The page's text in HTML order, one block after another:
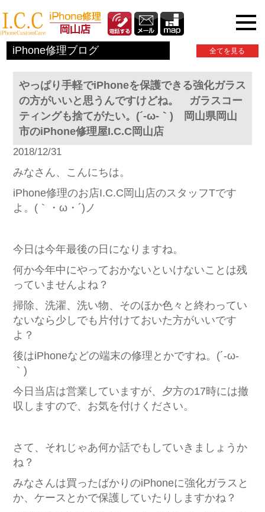
iPhone修理ブログ 全てを見る
やっぱり手軽でiPhoneを保護できる強化ガラス
の方がいいと思うんですけどね。 ガラスコー
ティングも捨てがたい。(´-ω-｀) 岡山県岡山
市のiPhone修理屋I.C.C岡山店
2018/12/31
みなさん、こんにちは。
iPhone修理のお店I.C.C岡山店のスタッフTです
よ。(｀・ω・´)ノ
今日は今年最後の日になりますね。
何か今年中にやっておかないといけないことは残
っていませんよね？
掃除、洗濯、洗い物、そのほか色々と終わってい
ないなら少しでも片付けておいた方がいいです
よ？
後はiPhoneなどの端末の修理とかですね。(´-ω-
｀)
今日当店は営業していますが、夕方の17時には撤
収しますので、お気を付けください。
さて、それじゃあ何か話でもしていきましょうか
ね？
みなさんは買ったばかりのiPhoneに強化ガラスと
か、ケースとかで保護していたりしますかね？